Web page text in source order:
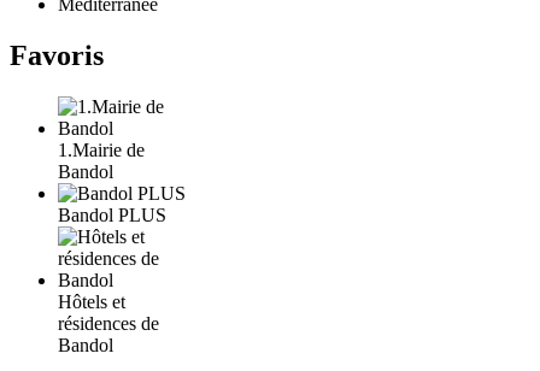
Favoris
1.Mairie de
Bandol
Bandol PLUS
Hôtels et
résidences de
Bandol